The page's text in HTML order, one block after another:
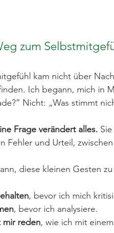
zum
kam nicht über
Ich begann, mich in
Nicht: „Was stimmt
Frage verändert alles.
Fehler und Urteil,
diese kleinen Gesten
, bevor ich mich
, bevor ich analysiere.
mir reden, wie ich mit